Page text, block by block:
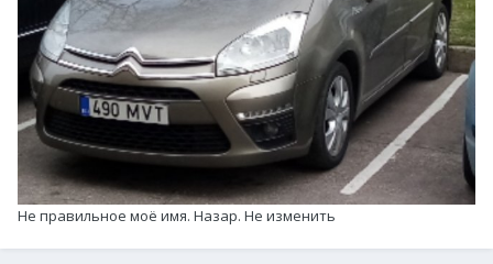
Не правильное моё имя. Назар. Не изменить